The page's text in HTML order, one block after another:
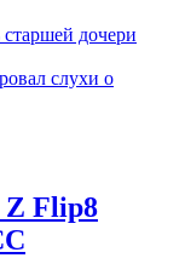
дочери
слухи о
Z Flip8